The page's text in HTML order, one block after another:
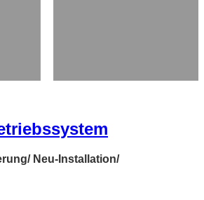
Neu-Installation/